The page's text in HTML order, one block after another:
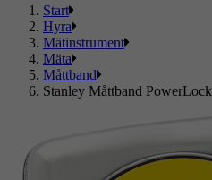
Start
Hyra
Mätinstrument
Mäta
Måttband
Stanley Måttband PowerLock